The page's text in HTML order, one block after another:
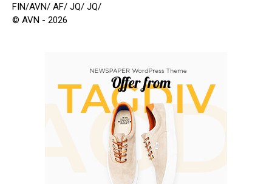
FIN/AVN/ AF/ JQ/ JQ/
© AVN - 2026